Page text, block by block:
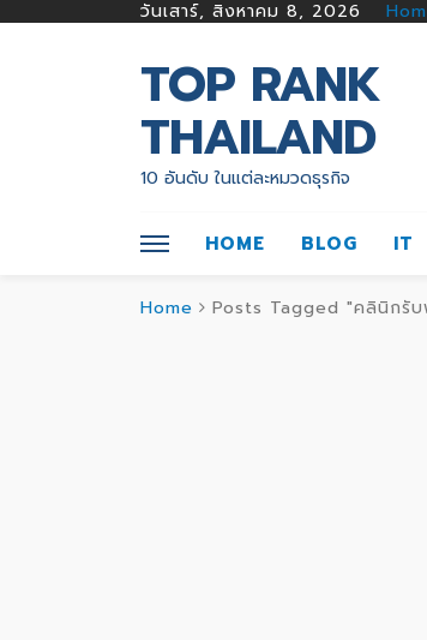
วันเสาร์, สิงหาคม 8, 2026
TOP RANK
THAILAND
10 อันดับ ในแต่ละหมวดธุรกิจ
HOME BLOG IT
Home Posts Tagged "คลินิกรั